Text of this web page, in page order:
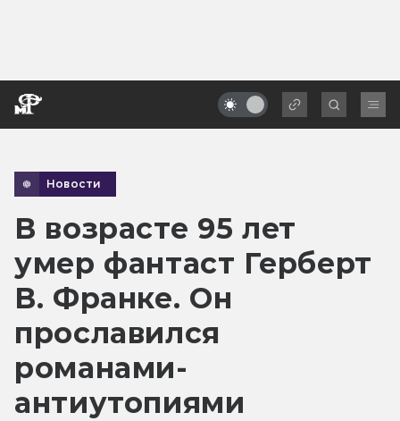
Новости
В возрасте 95 лет
умер фантаст Герберт
В. Франке. Он
прославился
романами-
антиутопиями